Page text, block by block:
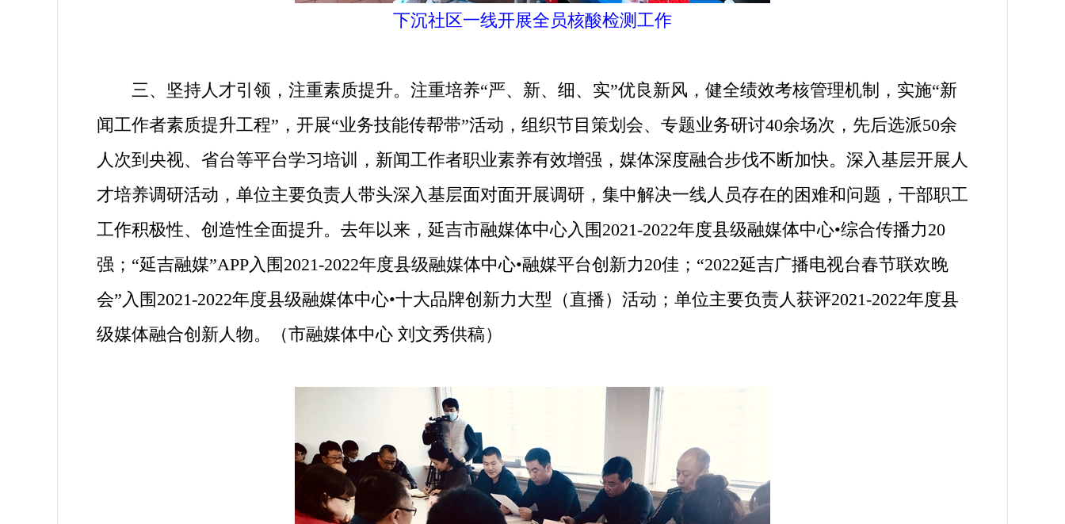
下沉社区一线开展全员核酸检测工作
三、坚持人才引领，注重素质提升。注重培养“严、新、细、实”优良新风，健全绩效考核管理机制，实施“新
闻工作者素质提升工程”，开展“业务技能传帮带”活动，组织节目策划会、专题业务研讨40余场次，先后选派50余
人次到央视、省台等平台学习培训，新闻工作者职业素养有效增强，媒体深度融合步伐不断加快。深入基层开展人
才培养调研活动，单位主要负责人带头深入基层面对面开展调研，集中解决一线人员存在的困难和问题，干部职工
工作积极性、创造性全面提升。去年以来，延吉市融媒体中心入围2021-2022年度县级融媒体中心•综合传播力20
强；“延吉融媒”APP入围2021-2022年度县级融媒体中心•融媒平台创新力20佳；“2022延吉广播电视台春节联欢晚
会”入围2021-2022年度县级融媒体中心•十大品牌创新力大型（直播）活动；单位主要负责人获评2021-2022年度县
级媒体融合创新人物。（市融媒体中心 刘文秀供稿）